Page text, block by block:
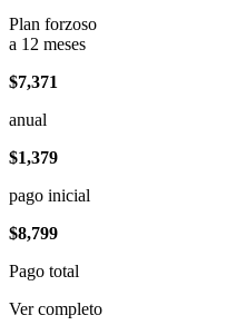
Plan forzoso
a 12 meses
$7,371
anual
$1,379
pago inicial
$8,799
Pago total
Ver completo